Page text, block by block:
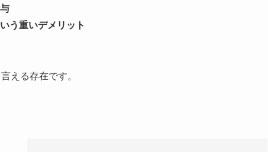
う重いデメリット
える存在です。